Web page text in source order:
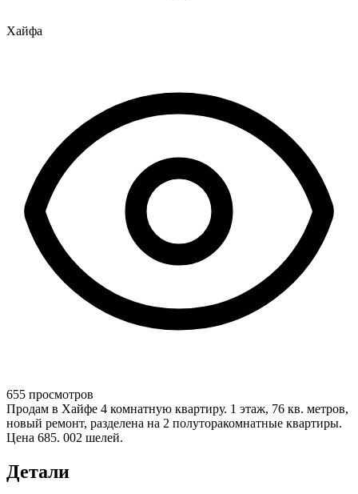
Хайфа
655 просмотров
Продам в Хайфе 4 комнатную квартиру. 1 этаж, 76 кв. метров,
новый ремонт, разделена на 2 полуторакомнатные квартиры.
Цена 685. 002 шелей.
Детали